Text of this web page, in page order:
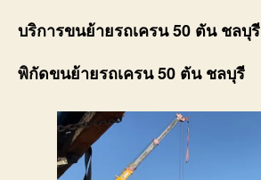
บริการขนย้ายรถเครน 50 ตัน ชลบุรี
พิกัดขนย้ายรถเครน 50 ตัน ชลบุรี